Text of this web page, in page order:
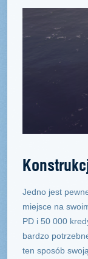
Jedno jest
miejsce na
PD i 50 000
bardzo
ten sposób